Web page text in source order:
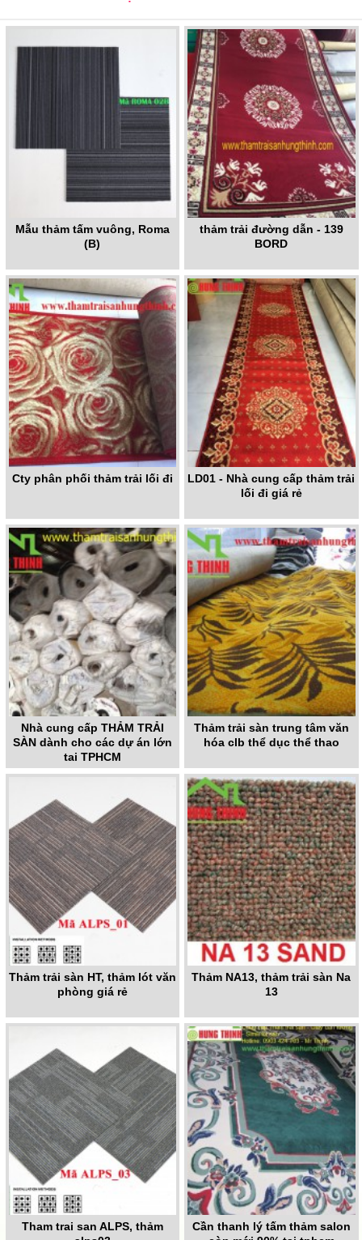
Mẫu thảm tấm vuông, Roma
(B)
thảm trải đường dẫn - 139
BORD
Cty phân phối thảm trải lối đi
LD01 - Nhà cung cấp thảm trải
lối đi giá rẻ
Nhà cung cấp THẢM TRẢI
SÀN dành cho các dự án lớn
tại TPHCM
Thảm trải sàn trung tâm văn
hóa clb thể dục thể thao
Thảm trải sàn HT, thảm lót văn
phòng giá rẻ
Thảm NA13, thảm trải sàn Na
13
Tham trai san ALPS, thảm
Cần thanh lý tấm thảm salon